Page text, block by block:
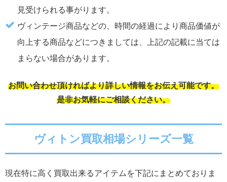
見受けられる事がります。
ヴィンテージ商品などの、時間の経過により商品価値が
向上する商品などにつきましては、上記の記載に当ては
まらない場合があります。
お問い合わせ頂ければより詳しい情報をお伝え可能です。
是非お気軽にご相談ください。
ヴィトン買取相場シリーズ一覧
現在特に高く買取出来るアイテムを下記にまとめておりま